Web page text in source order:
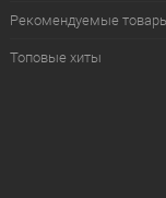
Рекомендуемые
Топовые хиты